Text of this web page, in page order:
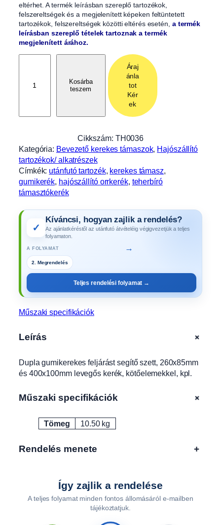
eltérhet. A termék leírásban szereplő tartozékok,
felszereltségek és a megjelenített képeken feltüntetett
tartozékok, felszereltségek közötti eltérés esetén, a termék
leírásban szereplő tételek tartoznak a termék
megjelenített árához.
i
k
e
r
e
e
á
s
e
í
t
s
Kosárba
teszem
Áraj
ánla
tot
Kér
ek
Cikkszám: TH0036
Kategória: Bevezető kerekes támaszok, Hajószállító
tartozékok/ alkatrészek
Címkék: utánfutó tartozék, kerekes támasz
gumikerék, hajószállító orrkerék, teherbíró
támasztókerék
✓
Kíváncsi, hogyan zajlik a rendelés?
Az ajánlatkéréstől az utánfutó átvételéig végigvezetjük a teljes
folyamaton.
A FOLYAMAT →
3. Gyártás
Teljes rendelési folyamat →
Műszaki specifikációk
Leírás +
Dupla gumikerekes feljárást segítő szett, 260x85mm
és 400x100mm levegős kerék, kötőelemekkel, kpl.
Műszaki specifikációk +
Attribútumok Érték
Tömeg 10.50 kg
Rendelés menete +
Így zajlik a rendelése
A teljes folyamat minden fontos állomásáról e-mailben
tájékoztatjuk.